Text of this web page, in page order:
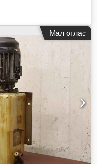
Мал оглас